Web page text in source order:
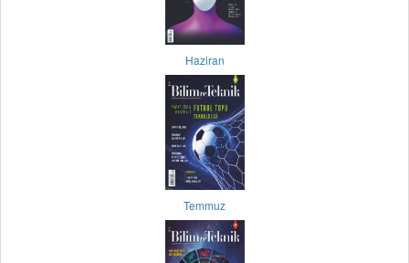
Haziran
Temmuz